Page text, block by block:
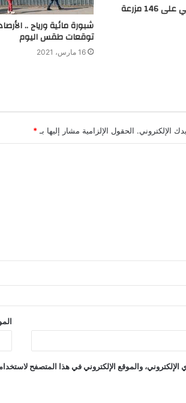
الجيش المصري يقضي على 146 مزرعة
شبورة مائية ورياح ..
توقعات طقس اليوم
16 مارس، 2021
الإلكتروني. الحقول الإلزامية مشار إليها بـ *
والموقع الإلكتروني في هذا المتصفح